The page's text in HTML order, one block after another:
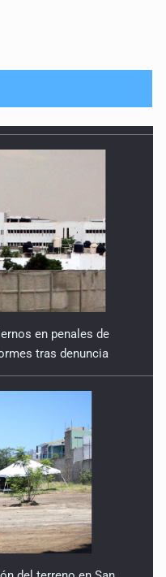
en penales de
tras denuncia
del terreno en San